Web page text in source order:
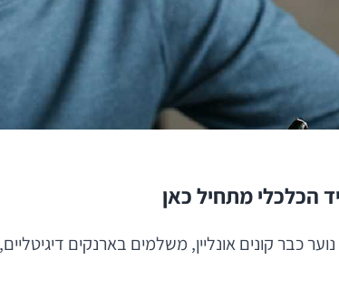
הכלכלי מתחיל כאן
מהר מהצפוי. בגיל 15 או 16 בני נוער כבר קונים אונליין,